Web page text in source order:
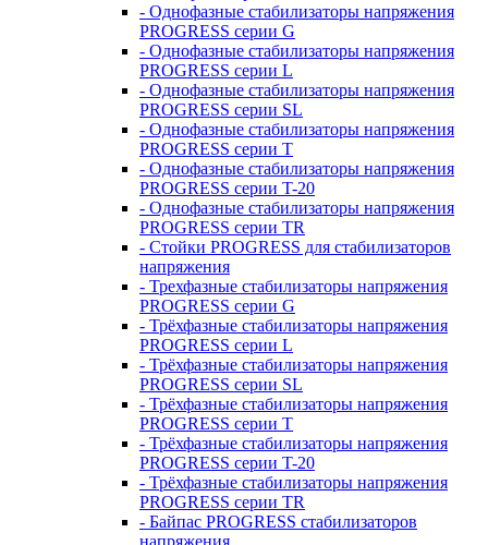
- Однофазные стабилизаторы напряжения
PROGRESS серии G
- Однофазные стабилизаторы напряжения
PROGRESS серии L
- Однофазные стабилизаторы напряжения
PROGRESS серии SL
- Однофазные стабилизаторы напряжения
PROGRESS серии T
- Однофазные стабилизаторы напряжения
PROGRESS серии T-20
- Однофазные стабилизаторы напряжения
PROGRESS серии TR
- Стойки PROGRESS для стабилизаторов
напряжения
- Трехфазные стабилизаторы напряжения
PROGRESS серии G
- Трёхфазные стабилизаторы напряжения
PROGRESS серии L
- Трёхфазные стабилизаторы напряжения
PROGRESS серии SL
- Трёхфазные стабилизаторы напряжения
PROGRESS серии T
- Трёхфазные стабилизаторы напряжения
PROGRESS серии T-20
- Трёхфазные стабилизаторы напряжения
PROGRESS серии TR
- Байпас PROGRESS стабилизаторов
напряжения